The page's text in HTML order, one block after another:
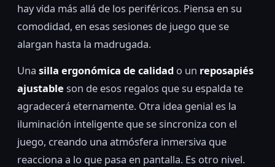
hay vida más allá de los periféricos. Piensa en su
comodidad, en esas sesiones de juego que se
alargan hasta la madrugada.
Una silla ergonómica de calidad o un reposapiés
ajustable son de esos regalos que su espalda te
agradecerá eternamente. Otra idea genial es la
iluminación inteligente que se sincroniza con el
juego, creando una atmósfera inmersiva que
reacciona a lo que pasa en pantalla. Es otro nivel.